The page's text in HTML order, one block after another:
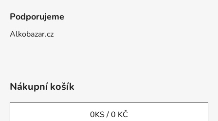
Podporujeme
Alkobazar.cz
Nákupní košík
0KS /0 KČ